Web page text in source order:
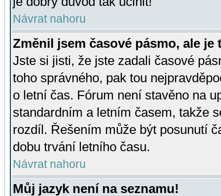
Návrat nahoru
Změnil jsem časové pásmo, ale je
Jste si jisti, že jste zadali časové
toho správného, pak tou
o letní čas. Fórum není stavěno na
standardním a letním časem, takže
rozdíl. Řešením může být posunutí
dobu trvání letního času.
Návrat nahoru
Můj jazyk není na seznamu!